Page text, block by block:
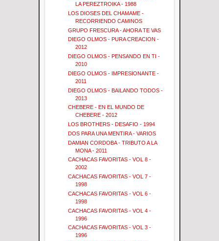
LA PEREZTROIKA - 1988
LOS DIOSES DEL CHAMAME -
RECORRIENDO CAMINOS
GRUPO FRESCURA - AHORA TE VAS
DIEGO OLMOS - PURA CREACION -
2012
DIEGO OLMOS - PENSANDO EN TI -
2010
DIEGO OLMOS - IMPRESIONANTE -
2011
DIEGO OLMOS - BAILANDO TODOS -
2013
CHEBERE - EN EL MUNDO DE
CHEBERE - 2012
LOS BROTHERS - DESAFIO - 1994
DOS PARA UNA MENTIRA - VARIOS
DAMIAN CORDOBA - TRIBUTO A LA
MONA - 2011
CACHACAS FAVORITAS - VOL 8 -
2002
CACHACAS FAVORITAS - VOL 7 -
1998
CACHACAS FAVORITAS - VOL 6 -
1998
CACHACAS FAVORITAS - VOL 4 -
1996
CACHACAS FAVORITAS - VOL 3 -
1996